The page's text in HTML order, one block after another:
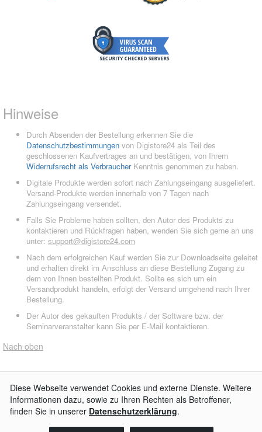
Hinweise
Durch Absenden der Bestellung erkennen Sie die
Datenschutzbestimmungen von Digistore24 als Teil des
geschlossenen Kaufvertrages an und bestätigen, von Ihrem
Widerrufsrecht als VerbraucherKenntnis genommen zu haben.
Digitale Produkte werden sofort nach Zahlungseingang ausgeliefert.
Versand-Produkte werden innerhalb von 7 Tagen nach
Zahlungseingang versendet.
Falls Sie Probleme haben sollten, den Autor des Produkts zu
kontaktieren und Rückfragen haben, wenden Sie sich gerne an uns
unter: support@digistore24.com
Nach dem erfolgreichen Kauf werden Sie zur Downloadseite geleitet
und erhalten direkt im Anschluss an diese Bestellung Zugang zu
dem von Ihnen bestellten Produkt. Sollte es sich um ein
Versandprodukt handeln, erfolgt der Versand umgehend nach Ihrer
Bestellung.
Der Autor des gekauften Produkts / der Software bzw. der
Seminarveranstalter kann Sie per E-Mail kontaktieren.
Nach oben
AGB Impressum Widerrufsbelehrung
Datenschutzerklärung
Kontakt
© 2026Digistore24 GmbH, alle Rechte vorbehalten